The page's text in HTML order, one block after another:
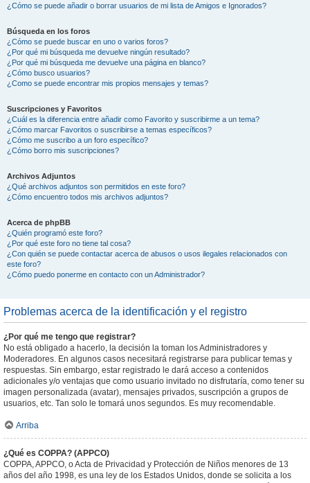
¿Cómo se puede añadir o borrar usuarios de mi lista de Amigos e Ignorados?
Búsqueda en los foros
¿Cómo se puede buscar en uno o varios foros?
¿Por qué mi búsqueda me devuelve ningún resultado?
¿Por qué mi búsqueda me devuelve una página en blanco?
¿Cómo busco usuarios?
¿Como se puede encontrar mis propios mensajes y temas?
Suscripciones y Favoritos
¿Cuál es la diferencia entre añadir como Favorito y suscribirme a un tema?
¿Cómo marcar Favoritos o suscribirse a temas específicos?
¿Cómo me suscribo a un foro específico?
¿Cómo borro mis suscripciones?
Archivos Adjuntos
¿Qué archivos adjuntos son permitidos en este foro?
¿Cómo encuentro todos mis archivos adjuntos?
Acerca de phpBB
¿Quién programó este foro?
¿Por qué este foro no tiene tal cosa?
¿Con quién se puede contactar acerca de abusos o usos ilegales relacionados con
este foro?
¿Cómo puedo ponerme en contacto con un Administrador?
Problemas acerca de la identificación y el registro
¿Por qué me tengo que registrar?
No está obligado a hacerlo, la decisión la toman los Administradores y
Moderadores. En algunos casos necesitará registrarse para publicar temas y
respuestas. Sin embargo, estar registrado le dará acceso a contenidos
adicionales y/o ventajas que como usuario invitado no disfrutaría, como tener su
imagen personalizada (avatar), mensajes privados, suscripción a grupos de
usuarios, etc. Tan solo le tomará unos segundos. Es muy recomendable.
Arriba
¿Qué es COPPA? (APPCO)
COPPA, APPCO, o Acta de Privacidad y Protección de Niños menores de 13
años del año 1998, es una ley de los Estados Unidos, donde se solicita a los